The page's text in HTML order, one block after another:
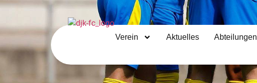
Verein Aktuelles Abteilungen